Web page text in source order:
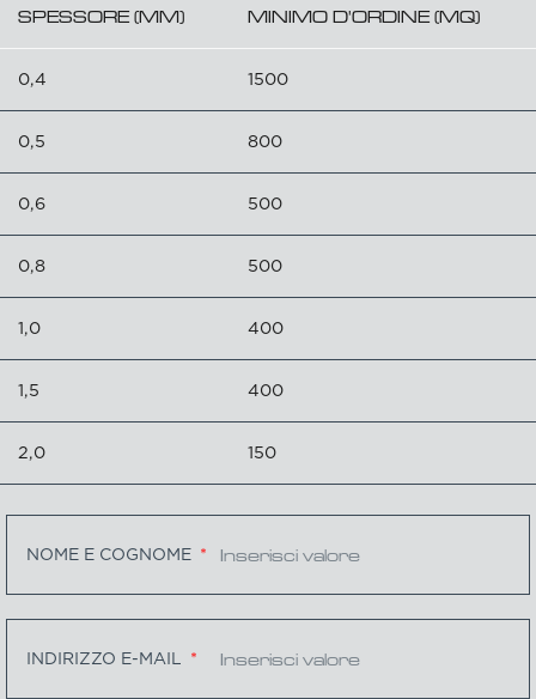
SPESSORE (MM) MINIMO D'ORDINE (MQ)
0,4 1500
0,5 800
0,6 500
0,8 500
1,0 400
1,5 400
2,0 150
NOME E COGNOME
INDIRIZZO E-MAIL